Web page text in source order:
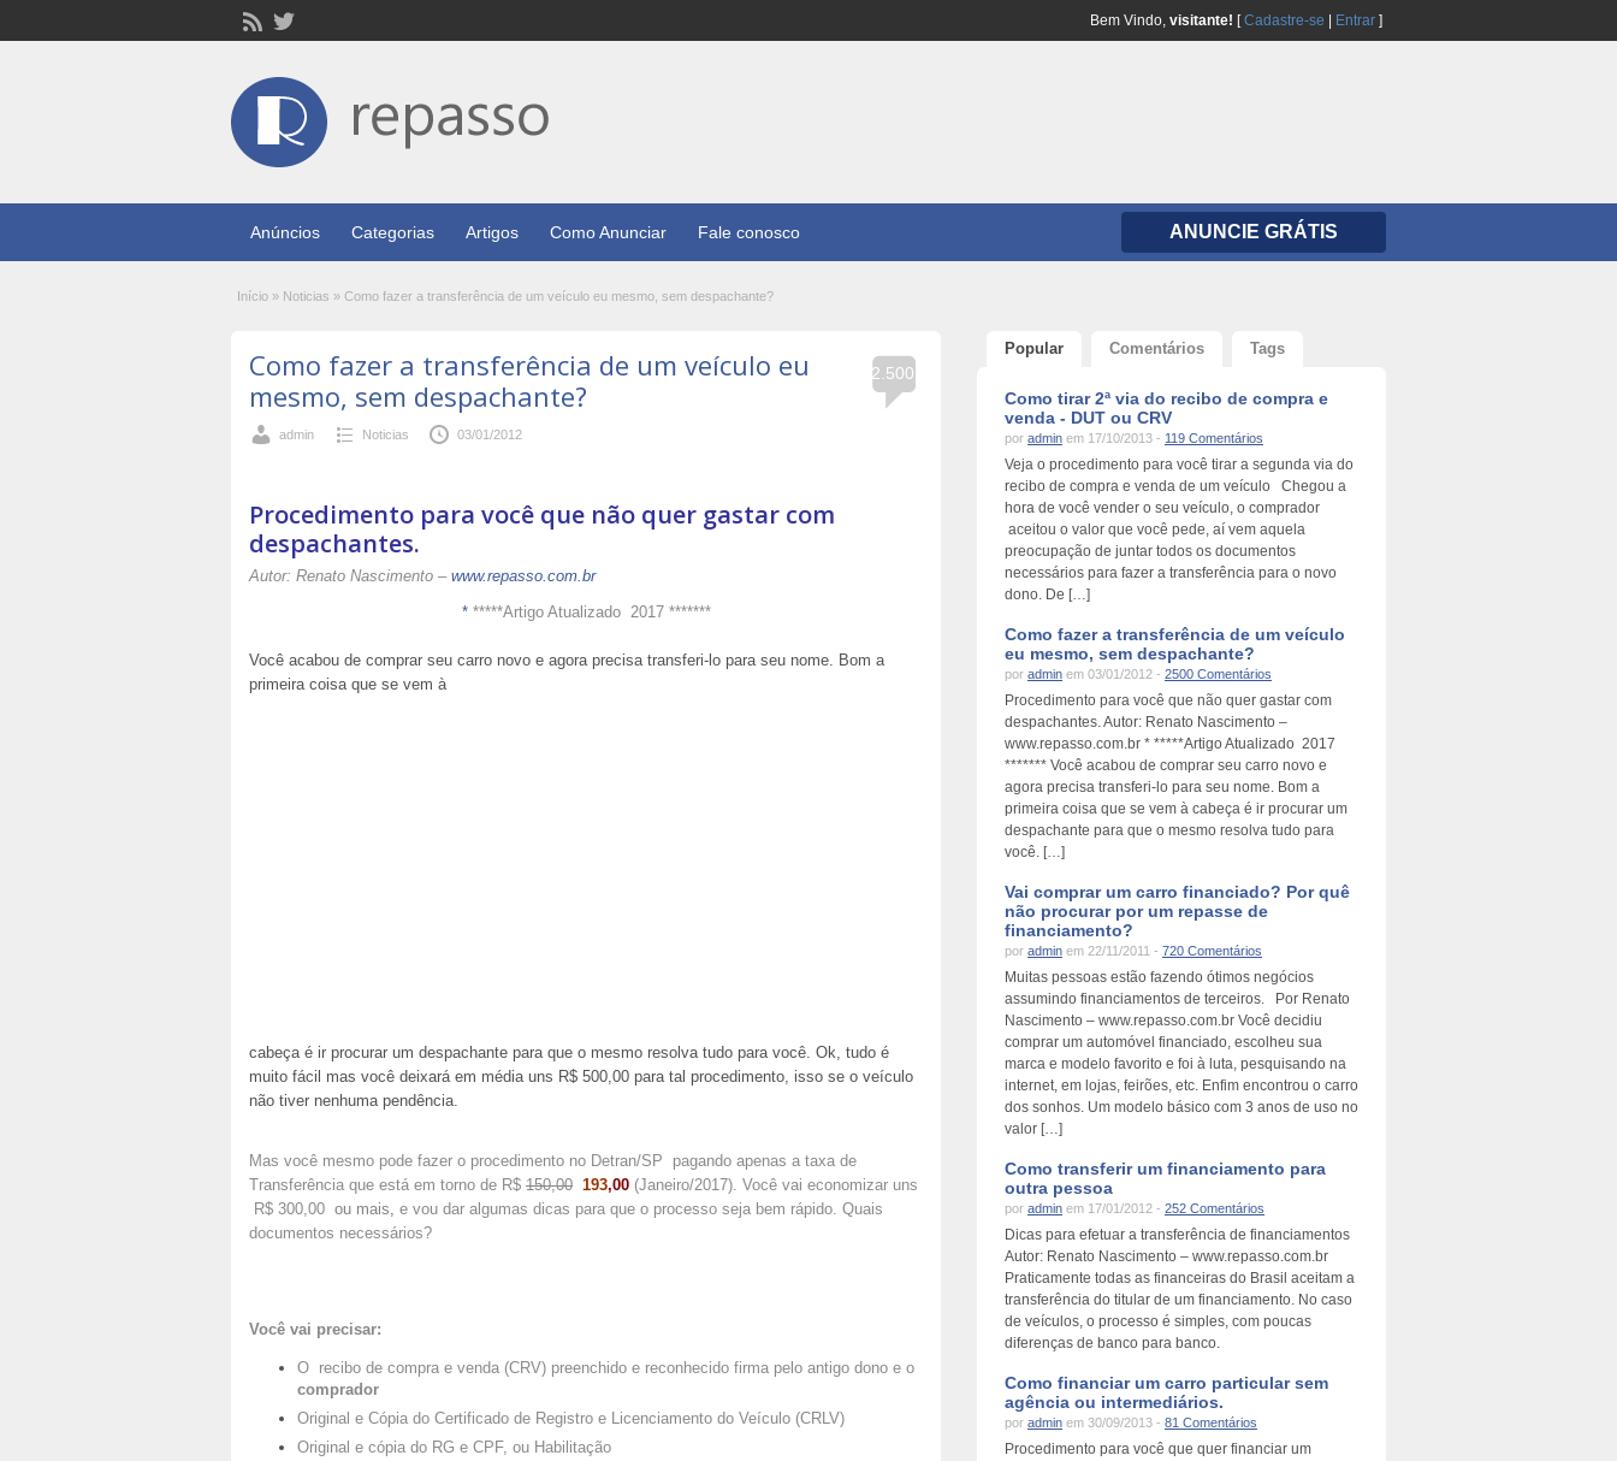
Bem Vindo, visitante! [Cadastre-se Entrar ]
Anúncios Categorias Artigos Como Anunciar Fale conosco ANUNCIE GRÁTIS
Início » Noticias » Como fazer a transferência de um veículo eu mesmo, sem despachante?
2.500
Como fazer a transferência de um veículo eu
mesmo, sem despachante?
admin Noticias 03/01/2012
Procedimento para você que não quer gastar com
despachantes.
Autor: Renato Nascimento – www.repasso.com.br
* *****Artigo Atualizado 2017 *******
Você acabou de comprar seu carro novo e agora precisa transferi-lo para seu nome. Bom a
primeira coisa que se vem à
cabeça é ir procurar um despachante para que o mesmo resolva tudo para você. Ok, tudo é
muito fácil mas você deixará em média uns R$ 500,00 para tal procedimento, isso se o veículo
não tiver nenhuma pendência.
Mas você mesmo pode fazer o procedimento no Detran/SP pagando apenas a taxa de
Transferência que está em torno de R$ 150,00 193,00 (Janeiro/2017). Você vai economizar uns
R$ 300,00 ou mais, e vou dar algumas dicas para que o processo seja bem rápido. Quais
documentos necessários?
Você vai precisar:
O recibo de compra e venda (CRV) preenchido e reconhecido firma pelo antigo dono e o
comprador
Original e Cópia do Certificado de Registro e Licenciamento do Veículo (CRLV)
Original e cópia do RG e CPF, ou Habilitação
Popular Comentários Tags
Como tirar 2ª via do recibo de compra e
venda - DUT ou CRV
por admin em 17/10/2013 - 119 Comentários
Veja o procedimento para você tirar a segunda via do
recibo de compra e venda de um veículo Chegou a
hora de você vender o seu veículo, o comprador
aceitou o valor que você pede, aí vem aquela
preocupação de juntar todos os documentos
necessários para fazer a transferência para o novo
dono. De […]
Como fazer a transferência de um veículo
eu mesmo, sem despachante?
por admin em 03/01/2012 - 2500 Comentários
Procedimento para você que não quer gastar com
despachantes. Autor: Renato Nascimento –
www.repasso.com.br * *****Artigo Atualizado 2017
******* Você acabou de comprar seu carro novo e
agora precisa transferi-lo para seu nome. Bom a
primeira coisa que se vem à cabeça é ir procurar um
despachante para que o mesmo resolva tudo para
você. […]
Vai comprar um carro financiado? Por quê
não procurar por um repasse de
financiamento?
por admin em 22/11/2011 - 720 Comentários
Muitas pessoas estão fazendo ótimos negócios
assumindo financiamentos de terceiros. Por Renato
Nascimento – www.repasso.com.br Você decidiu
comprar um automóvel financiado, escolheu sua
marca e modelo favorito e foi à luta, pesquisando na
internet, em lojas, feirões, etc. Enfim encontrou o carro
dos sonhos. Um modelo básico com 3 anos de uso no
valor […]
Como transferir um financiamento para
outra pessoa
por admin em 17/01/2012 - 252 Comentários
Dicas para efetuar a transferência de financiamentos
Autor: Renato Nascimento – www.repasso.com.br
Praticamente todas as financeiras do Brasil aceitam a
transferência do titular de um financiamento. No caso
de veículos, o processo é simples, com poucas
diferenças de banco para banco.
Como financiar um carro particular sem
agência ou intermediários.
por admin em 30/09/2013 - 81 Comentários
Procedimento para você que quer financiar um